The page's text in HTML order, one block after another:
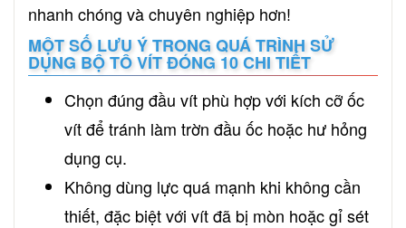
nhanh chóng và chuyên nghiệp hơn!
MỘT SỐ LƯU Ý TRONG QUÁ TRÌNH SỬ
DỤNG BỘ TÔ VÍT ĐÓNG 10 CHI TIẾT
Chọn đúng đầu vít phù hợp với kích cỡ ốc
vít để tránh làm trờn đầu ốc hoặc hư hỏng
dụng cụ.
Không dùng lực quá mạnh khi không cần
thiết, đặc biệt với vít đã bị mòn hoặc gỉ sét